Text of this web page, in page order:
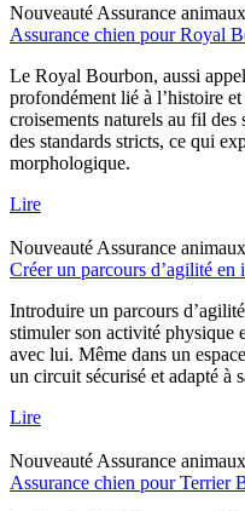
Nouveauté Assurance animaux
Assurance chien pour Royal
Le Royal Bourbon, aussi
profondément lié à l’histoire
croisements naturels au fil des
des standards stricts, ce qui
morphologique.
Lire
Nouveauté Assurance animaux
Créer un parcours d’agilité en
Introduire un parcours
stimuler son activité physique
avec lui. Même dans un
un circuit sécurisé et adapté à
Lire
Nouveauté Assurance animaux
Assurance chien pour Terrier